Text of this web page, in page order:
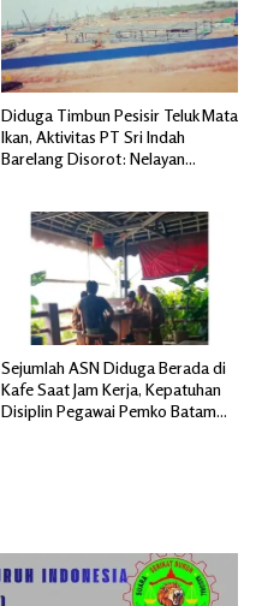
Diduga Timbun Pesisir Teluk Mata
Ikan, Aktivitas PT Sri Indah
Barelang Disorot: Nelayan
Sejumlah ASN Diduga Berada di
Kafe Saat Jam Kerja, Kepatuhan
Disiplin Pegawai Pemko Batam